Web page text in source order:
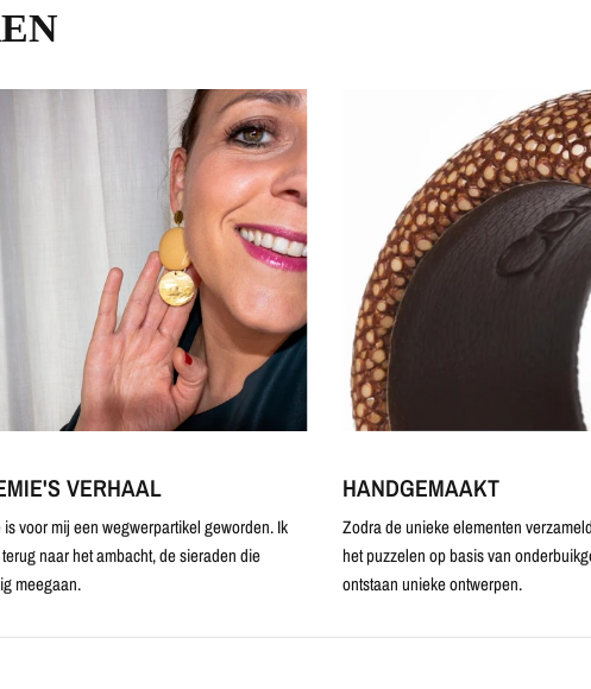
VERHAAL
is voor mij een wegwerpartikel geworden. Ik
naar het ambacht, de sieraden die
meegaan.
HANDGEMAAKT
Zodra de unieke elementen
het puzzelen op basis van
ontstaan unieke ontwerpen.